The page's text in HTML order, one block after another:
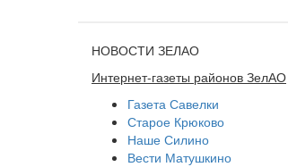
НОВОСТИ ЗЕЛАО
Интернет-газеты районов ЗелАО
Газета Савелки
Старое Крюково
Наше Силино
Вести Матушкино